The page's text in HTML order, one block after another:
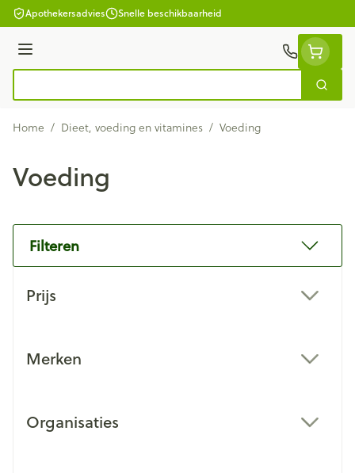
Ga naar de inhoud
Apothekersadvies Snelle beschikbaarheid
Menu
Zoek
Home / Dieet, voeding en vitamines / Voeding
Voeding
Filteren
Prijs
Merken
Organisaties